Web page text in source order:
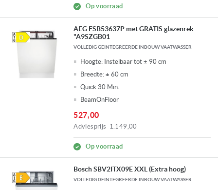
Op voorraad
AEG FSB53637P met GRATIS glazenrek
"A9SZGB01
VOLLEDIG GEINTEGREERDE INBOUW VAATWASSER
Hoogte: Instelbaar tot ± 90 cm
Breedte: ± 60 cm
Quick 30 Min.
BeamOnFloor
527,00
Adviesprijs 1.149,00
Op voorraad
Bosch SBV2ITX09E XXL (Extra hoog)
VOLLEDIG GEINTEGREERDE INBOUW VAATWASSER